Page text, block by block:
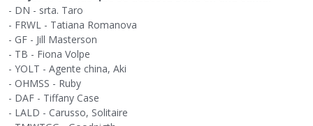
- DN - srta. Taro
- FRWL - Tatiana Romanova
- GF - Jill Masterson
- TB - Fiona Volpe
- YOLT - Agente china, Aki
- OHMSS - Ruby
- DAF - Tiffany Case
- LALD - Carusso, Solitaire